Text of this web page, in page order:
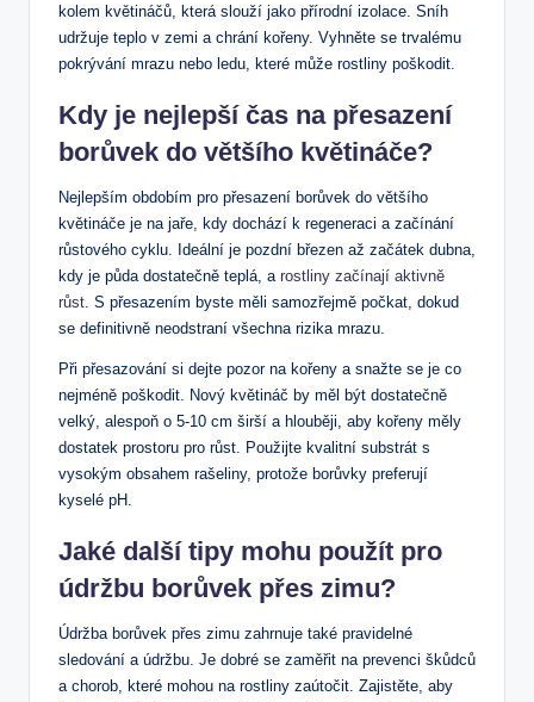
kolem květináčů, která ‍slouží jako přírodní izolace. Sníh
udržuje teplo v zemi a chrání kořeny. Vyhněte se trvalému
pokrývání⁢ mrazu nebo ledu, které ​může rostliny poškodit.
Kdy je nejlepší čas na přesazení
borůvek do většího květináče?
Nejlepším obdobím pro přesazení borůvek do většího
květináče je na jaře, kdy dochází k regeneraci a ⁣začínání⁣
růstového cyklu. Ideální je ⁢pozdní březen‍ až​ začátek dubna,
kdy⁣ je půda dostatečně teplá, a⁤ rostliny začínají aktivně
růst. ⁢S přesazením byste měli samozřejmě počkat, dokud ​
se definitivně neodstraní všechna rizika mrazu.
Při přesazování si dejte pozor na kořeny a snažte⁤ se je co
nejméně poškodit. Nový květináč by měl být dostatečně
velký, alespoň o​ 5-10 cm širší a hlouběji,⁤ aby kořeny měly
dostatek prostoru pro růst. Použijte kvalitní​ substrát ​s
vysokým obsahem rašeliny, protože borůvky ‍preferují
kyselé pH.
Jaké‍ další tipy mohu použít pro‌
údržbu borůvek přes zimu?
Údržba borůvek přes zimu zahrnuje také pravidelné
sledování a ⁤údržbu. Je dobré se zaměřit na prevenci škůdců
a chorob, které mohou na rostliny zaútočit. Zajistěte, aby